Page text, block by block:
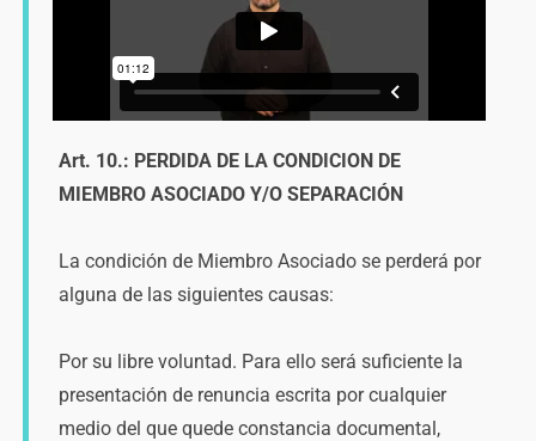
Art. 10.: PERDIDA DE LA CONDICION DE
MIEMBRO ASOCIADO Y/O SEPARACIÓN
La condición de Miembro Asociado se perderá por
alguna de las siguientes causas:
Por su libre voluntad. Para ello será suficiente la
presentación de renuncia escrita por cualquier
medio del que quede constancia documental,